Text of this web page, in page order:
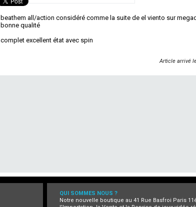
beathem all/action considéré comme la suite de el viento sur
bonne qualité
complet excellent état avec spin
Article arrivé
QUI SOMMES NOUS ?
Notre nouvelle boutique au 41 Rue Basfroi Paris